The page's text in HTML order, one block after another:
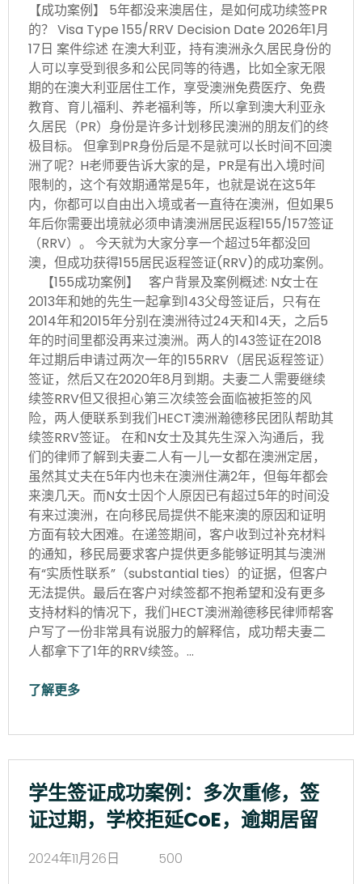
【成功案例】 5年都没来澳居住，是如何成功续签PR
的？ Visa Type 155/RRV Decision Date 2026年1月
17日 案件综述 在澳大利亚，持有澳洲永久居民身份的
人可以享受到很多和公民同等的待遇，比如全家无限
期的在澳大利亚居住工作，享受澳洲免费医疗、免费
教育、育儿福利、养老福利等，所以拿到澳大利亚永
久居民（PR）身份是许多计划移民澳洲的朋友们的终
极目标。 但拿到PR身份后是不是就可以长时间不回澳
洲了呢？H老师要告诉大家的是，PR是有出入境时间
限制的，这个有效期通常是5年，也就是说在这5年
内，你都可以自由出入境或者一直待在澳洲，但如果5
年后你需要出境就必须申请澳洲居民返程155/157签证
（RRV）。 今天就为大家分享一个超过5年都没回
澳，但成功获得155居民返程签证(RRV)的成功案例。
【155成功案例】 客户背景及案例概述: N女士在
2013年和她的先生一起拿到143父母签证后，只有在
2014年和2015年分别在澳洲待过24天和14天，之后5
年的时间里都没再来过澳洲。两人的143签证在2018
年过期后申请过两次一年的155RRV（居民返程签证）
签证，然后又在2020年8月到期。夫妻二人需要继续
续签RRV但又很担心第三次续签会面临被拒签的风
险，两人便联系到我们HECT澳洲瀚德移民团队帮助其
续签RRV签证。 在和N女士及其先生深入沟通后，我
们的律师了解到夫妻二人有一儿一女都在澳洲定居，
虽然其丈夫在5年内也未在澳洲住满2年，但每年都会
来澳几天。而N女士因个人原因已有超过5年的时间没
有来过澳洲，在向移民局提供不能来澳的原因和证明
方面有较大困难。在递签期间，客户收到过补充材料
的通知，移民局要求客户提供更多能够证明其与澳洲
有“实质性联系”（substantial ties）的证据，但客户
无法提供。最后在客户对续签都不抱希望和没有更多
支持材料的情况下，我们HECT澳洲瀚德移民律师帮客
户写了一份非常具有说服力的解释信，成功帮夫妻二
人都拿下了1年的RRV续签。…
了解更多
学生签证成功案例：多次重修，签
证过期，学校拒延CoE，逾期居留
2024年11月26日
500